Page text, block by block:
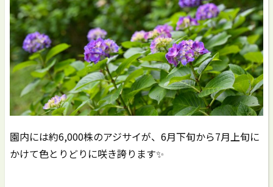
園内には約6,000株のアジサイが、6月下旬から7月上旬に
かけて色とりどりに咲き誇ります✨